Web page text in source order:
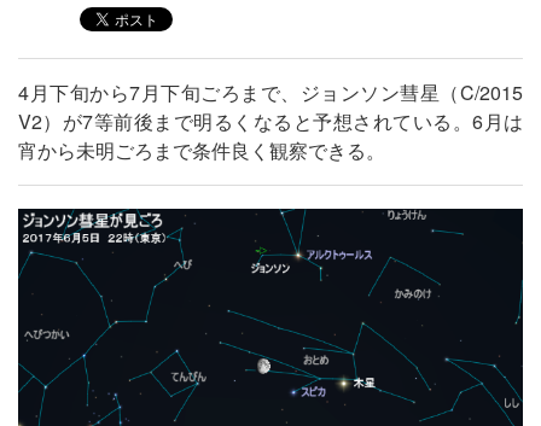
4月下旬から7月下旬ごろまで、ジョンソン彗星（C/2015
V2）が7等前後まで明るくなると予想されている。6月は
宵から未明ごろまで条件良く観察できる。